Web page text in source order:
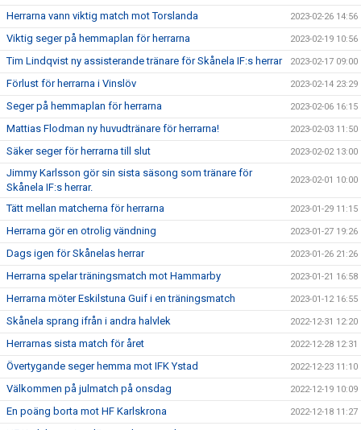
Herrarna vann viktig match mot Torslanda 2023-02-26 14:56
Viktig seger på hemmaplan för herrarna 2023-02-19 10:56
Tim Lindqvist ny assisterande tränare för Skånela IF:s herrar 2023-02-17 09:00
Förlust för herrarna i Vinslöv 2023-02-14 23:29
Seger på hemmaplan för herrarna 2023-02-06 16:15
Mattias Flodman ny huvudtränare för herrarna! 2023-02-03 11:50
Säker seger för herrarna till slut 2023-02-02 13:00
Jimmy Karlsson gör sin sista säsong som tränare för
Skånela IF:s herrar.
2023-02-01 10:00
Tätt mellan matcherna för herrarna 2023-01-29 11:15
Herrarna gör en otrolig vändning 2023-01-27 19:26
Dags igen för Skånelas herrar 2023-01-26 21:26
Herrarna spelar träningsmatch mot Hammarby 2023-01-21 16:58
Herrarna möter Eskilstuna Guif i en träningsmatch 2023-01-12 16:55
Skånela sprang ifrån i andra halvlek 2022-12-31 12:20
Herrarnas sista match för året 2022-12-28 12:31
Övertygande seger hemma mot IFK Ystad 2022-12-23 11:10
Välkommen på julmatch på onsdag 2022-12-19 10:09
En poäng borta mot HF Karlskrona 2022-12-18 11:27